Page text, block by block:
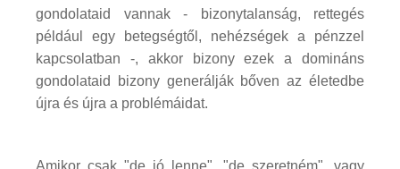
gondolataid vannak - bizonytalanság, rettegés
például egy betegségtől, nehézségek a pénzzel
kapcsolatban -, akkor bizony ezek a domináns
gondolataid bizony generálják bőven az életedbe
újra és újra a problémáidat.
Amikor csak "de jó lenne", "de szeretném", vagy